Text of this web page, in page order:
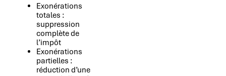
Exonérations
totales :
suppression
complète de
l’impôt
Exonérations
partielles :
réduction d’une